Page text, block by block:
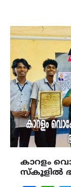
കാറളം
സ്കൂളിൽ